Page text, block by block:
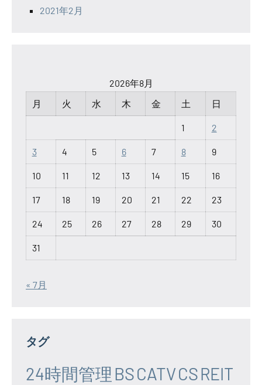
2021年2月
2026年8月
月
火 水 木 金 土 日
1 2
3 4 5 6 7 8 9
10 11 12 13 14 15 16
17 18 19 20 21 22 23
24 25 26 27 28 29 30
31
« 7月
タグ
24時間管理 BSCATVCSREIT